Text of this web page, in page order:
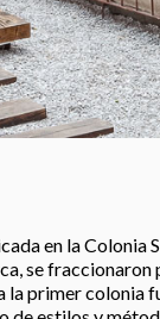
en la Colonia
se fraccionaron
la primer colonia